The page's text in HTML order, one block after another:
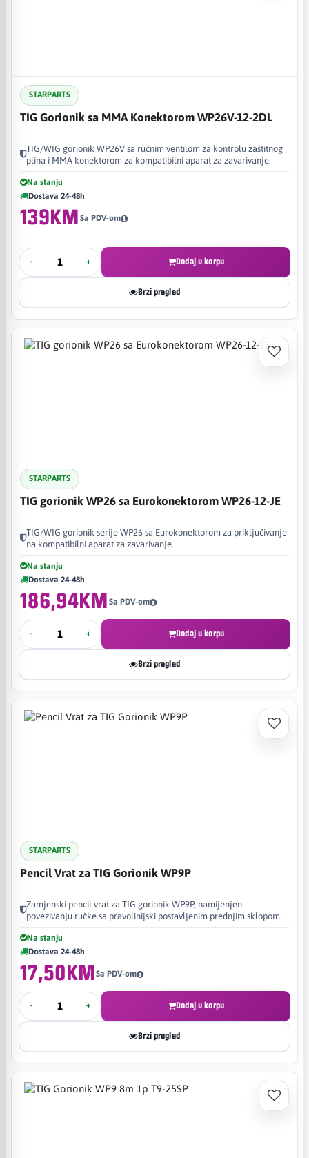
STARPARTS
TIG Gorionik sa MMA Konektorom WP26V-12-2DL
TIG/WIG gorionik WP26V sa ručnim ventilom za kontrolu zaštitnog
plina i MMA konektorom za kompatibilni aparat za zavarivanje.
Na stanju
Dostava 24-48h
139KM Sa PDV-om
- + Dodaj u korpu
Brzi pregled
STARPARTS
TIG gorionik WP26 sa Eurokonektorom WP26-12-JE
TIG/WIG gorionik serije WP26 sa Eurokonektorom za priključivanje
na kompatibilni aparat za zavarivanje.
Na stanju
Dostava 24-48h
186,94KM Sa PDV-om
- + Dodaj u korpu
Brzi pregled
STARPARTS
Pencil Vrat za TIG Gorionik WP9P
Zamjenski pencil vrat za TIG gorionik WP9P, namijenjen
povezivanju ručke sa pravolinijski postavljenim prednjim sklopom.
Na stanju
Dostava 24-48h
17,50KMSa PDV-om
- + Dodaj u korpu
Brzi pregled